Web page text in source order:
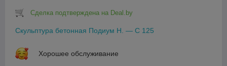
Сделка подтверждена на Deal.by
Скульптура бетонная Подиум Н. — С 125
Хорошее обслуживание